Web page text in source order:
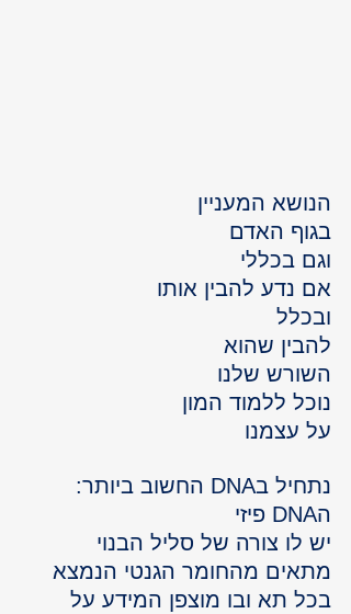
הנושא המעניין
בגוף האדם
וגם בכללי
אם נדע להבין אותו
ובכלל
להבין שהוא
השורש שלנו
נוכל ללמוד המון
על עצמנו
נתחיל בDNA החשוב ביותר:
הDNA פיזי
יש לו צורה של סליל הבנוי
מתאים מהחומר הגנטי הנמצא
בכל תא ובו מוצפן המידע על